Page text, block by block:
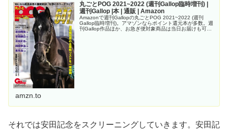
丸ごとPOG 2021~2022 (週刊Gallop臨時増刊) |
週刊Gallop |本 | 通販 | Amazon
Amazonで週刊Gallopの丸ごとPOG 2021~2022 (週刊
Gallop臨時増刊)。アマゾンならポイント還元本が多数。週
刊Gallop作品ほか、お急ぎ便対象商品は当日お届けも可
amzn.to
それでは安田記念をスクリーニングしていきます。安田記